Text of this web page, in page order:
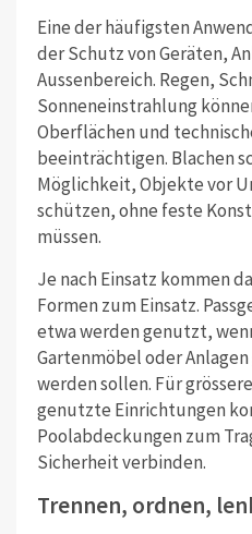
Eine der häufigsten
der Schutz von Geräten,
Aussenbereich. Regen,
Sonneneinstrahlung
Oberflächen und
beeinträchtigen. Blachen
Möglichkeit, Objekte vor
schützen, ohne feste
müssen.
Je nach Einsatz kommen
Formen zum Einsatz.
etwa werden genutzt,
Gartenmöbel oder
werden sollen. Für
genutzte Einrichtungen
Poolabdeckungen zum
Sicherheit verbinden.
Trennen, ordnen,